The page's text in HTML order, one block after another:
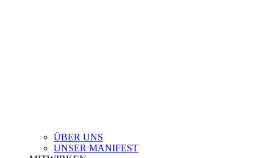
ÜBER UNS
UNSER MANIFEST